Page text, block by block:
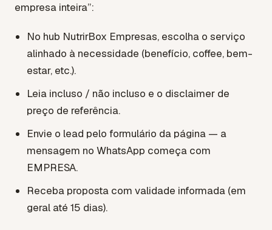
empresa inteira”:
No hub NutrirBox Empresas, escolha o serviço
alinhado à necessidade (benefício, coffee, bem-
estar, etc.).
Leia incluso / não incluso e o disclaimer de
preço de referência.
Envie o lead pelo formulário da página — a
mensagem no WhatsApp começa com
EMPRESA.
Receba proposta com validade informada (em
geral até 15 dias).